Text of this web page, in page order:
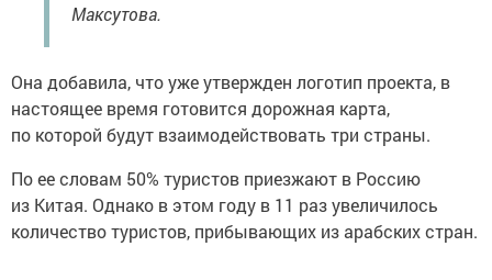
Максутова.
Она добавила, что уже утвержден логотип проекта, в
настоящее время готовится дорожная карта,
по которой будут взаимодействовать три страны.
По ее словам 50% туристов приезжают в Россию
из Китая. Однако в этом году в 11 раз увеличилось
количество туристов, прибывающих из арабских стран.